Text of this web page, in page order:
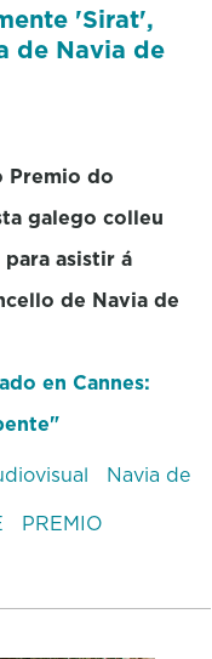
'Sirat',
de Navia de
Premio do
galego colleu
asistir á
de Navia de
en Cannes:
Navia de
PREMIO